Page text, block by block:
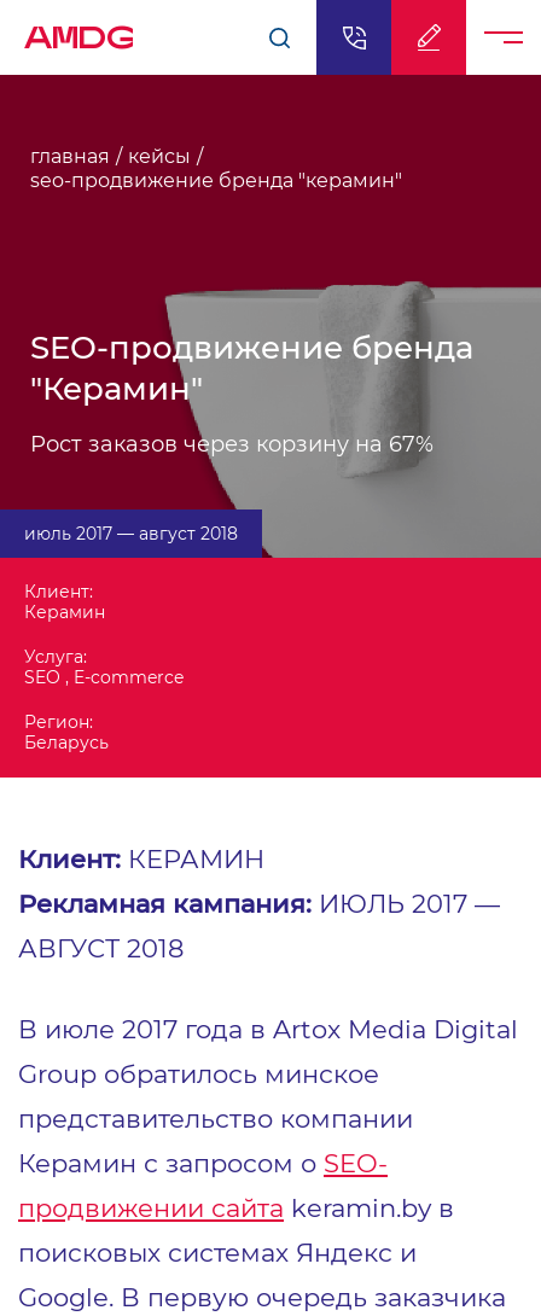
AMDG
главная
кейсы
seo-продвижение бренда "керамин"
SEO-продвижение бренда
"Керамин"
Рост заказов через корзину на 67%
Клиент:
Керамин
Услуга:
SEO , E-commerce
Регион:
Беларусь
июль 2017 — август 2018
Клиент: КЕРАМИН
Рекламная кампания: ИЮЛЬ 2017 —
АВГУСТ 2018
В июле 2017 года в Artox Media Digital
Group обратилось минское
представительство компании
Керамин с запросом о SEO-
продвижении сайта keramin.by в
поисковых системах Яндекс и
Google. В первую очередь заказчика